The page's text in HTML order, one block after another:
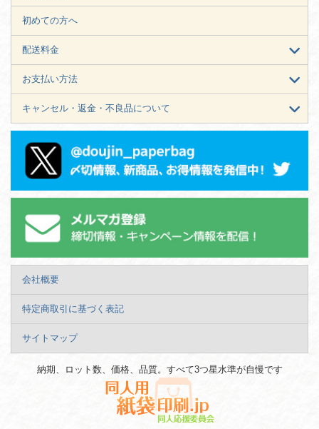
初めての方へ
配送料金
お支払い方法
キャンセル・返金・不良品について
会社概要
特定商取引に基づく表記
サイトマップ
納期、ロット数、価格、品質。すべて3つ星水準が自慢です